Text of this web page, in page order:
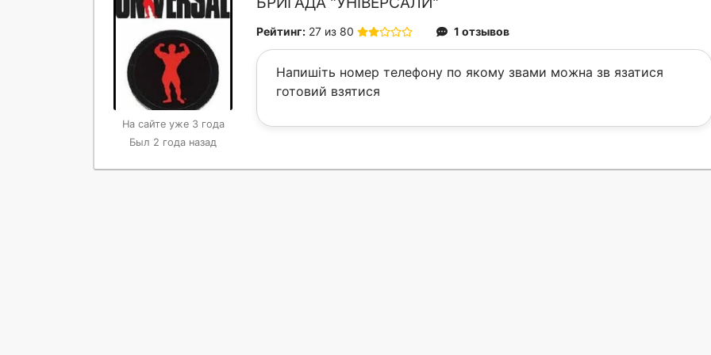
На сайте уже 3 года
Был 2 года назад
Рейтинг: 27 из 80 1 отзывов
Напишіть номер телефону по якому звами можна зв язатися
готовий взятися